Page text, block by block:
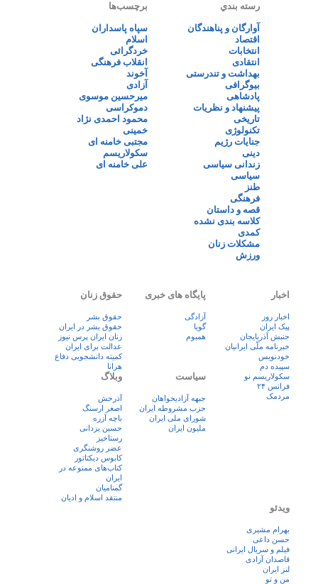
رسته بندي
آوارگان و پناهندگان
اقتصاد
انتخابات
انتقادی
بهداشت و تندرستی
بیوگرافی
پادشاهی
پیشنهاد و نظریات
تاریخی
تکنولوژی
جنایات رژیم
دینی
زندانی سیاسی
سیاسی
طنز
فرهنگی
قصه و داستان
کلاسه بندی نشده
کمدی
مشکلات زنان
ورزش
برچسب‌ها
سپاه پاسداران
اسلام
خردگرائی
انقلاب فرهنگی
آخوند
آزادی
میرحسین موسوی
دموکراسی
محمود احمدی نژاد
خمینی
مجتبی خامنه ای
سکولاریسم
علی خامنه ای
اخبار
اخبار روز
پيک ايران
جنبش آذربایجان
خبرنامه ملّی ایرانیان
خودنویس
سپیده دم
سکولاریسم نو
فرانس ۲۴
مردمک
پایگاه های خبری
آزادگی
گویا
همبوم
حقوق زنان
حقوق بشر
حقوق بشر در ایران
زنان ايران پرس نيوز
عدالت برای ایران
کمیته دانشجویی دفاع
هرانا
سیاست
جبهه آزادیخواهان
حزب مشروطه ایران
شورای ملی ایران
ملیون ایران
وبلاگ
آذرخش
اصغر ارسنگ
باچه آزره
حسین یزدانی
رستاخیز
عضر روشنگری
کابوس دیکتاتور
کتاب‌های ممنوعه در
ایران
گمنامیان
منتقد اسلام و ادیان
ویدئو
بهرام مشیری
حسن داعی
فيلم و سريال ايرانی
قاصدان آزادی
لنز ایران
من و تو